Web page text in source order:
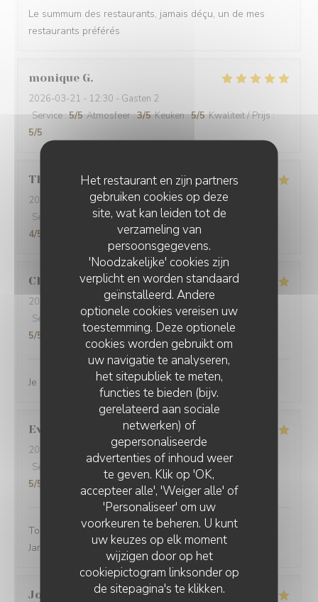
Het restaurant en zijn partners
gebruiken cookies op deze
site, wat kan leiden tot de
verzameling van
persoonsgegevens.
'Noodzakelijke' cookies zijn
verplicht en worden standaard
geïnstalleerd. Andere
optionele cookies vereisen uw
toestemming. Deze optionele
cookies worden gebruikt om
uw navigatie te analyseren,
het sitepubliek te meten,
functies te bieden (bijv.
gerelateerd aan sociale
netwerken) of
gepersonaliseerde
advertenties of inhoud weer
te geven. Klik op 'OK,
accepteer alle', 'Weiger alle' of
'Personaliseer' om uw
voorkeuren te beheren. U kunt
uw keuzes op elk moment
wijzigen door op het
cookiepictogram linksonder op
de sitepagina's te klikken.
Le summum des restaurants, jamais déçu, un de mes
restaurants préférés
monique G
2026-03-21 - 12:30 - Gasten 2
Service:5/5 Atmosfeer:3/5 Keuken:5/5 Kwaliteit / Prijs :
5/5
Thibaut M
2026-03-14
- 20:00 - Gasten 4
Service
Atmosfeer: 5/5 Keuken: 4/5 Kwaliteit / Prijs
4/5
Charlene V
2026-03-05
- 12:00 - Gasten 2
Service
/5 Atmosfeer :5/5 Keuken: 5/5 Kwaliteit / Prijs
5/5
Je recommande vivement ce restaurant
Evelyne
2026-03-01
- 12:30 - Gasten 2
Service
Atmosfeer Keuken 5/5 Kwaliteit / Prijs
5/5
Toujours un excellent accueil. Bon rapport qualité prix.
Jamais déçue
Joseph